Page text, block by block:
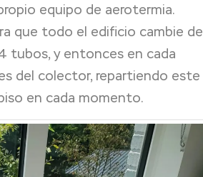
equipo de aerotermia.
que todo el edificio cambie de
tubos, y entonces en cada
del colector, repartiendo este
en cada momento.